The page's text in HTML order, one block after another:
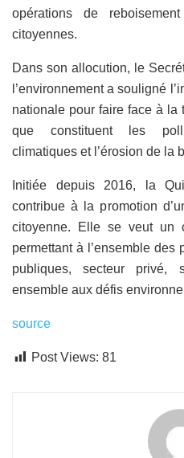
opérations de
citoyennes.
Dans son allocution, le
l’environnement a souligné
nationale pour faire face à la
que constituent les
climatiques et l’érosion de la
Initiée depuis 2016, la
contribue à la promotion
citoyenne. Elle se veut un
permettant à l’ensemble des
publiques, secteur privé,
ensemble aux défis
source
Post Views: 81